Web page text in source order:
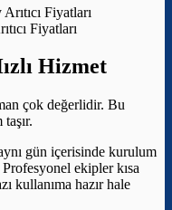
Fiyatları
Hizmet
çok değerlidir. Bu
gün içerisinde kurulum
ekipler kısa
kullanıma hazır hale